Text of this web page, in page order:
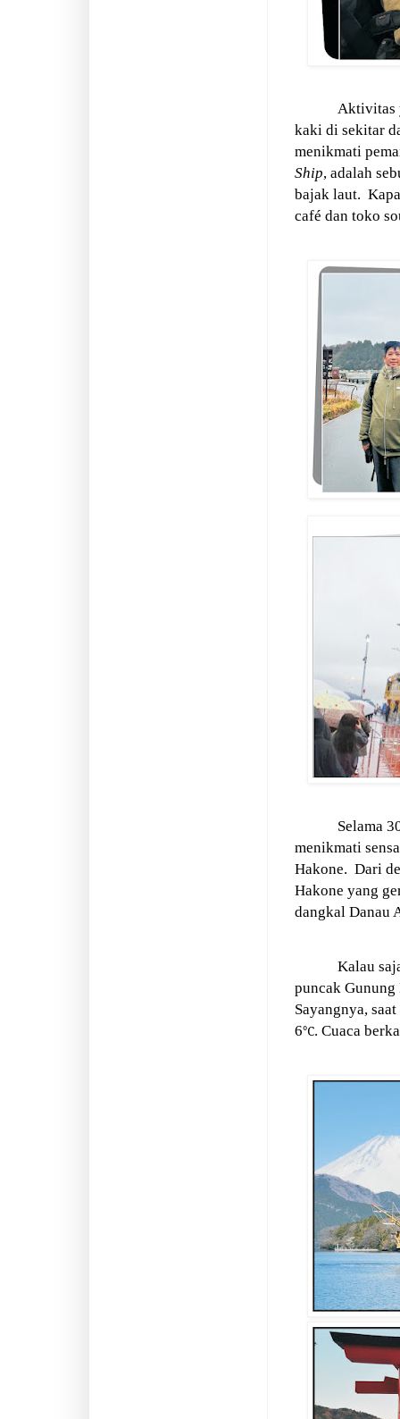
Aktivitas
kaki di sekitar
menikmati
Ship, adalah
bajak laut.
café dan toko
Selama
menikmati
Hakone. Dari
Hakone yang
dangkal Danau
Kalau
puncak
Sayangnya,
6℃. Cuaca